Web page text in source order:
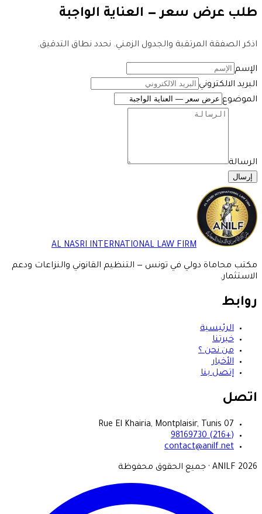
طلب عرض سعر — العناية الواجبة
اذكر الصفقة المرتقبة والجدول الزمني. نحدد نطاق التدقيق.
الإسم
البريد الالكتروني
الموضوع
الرسالة
إرسال
AL NASRI INTERNATIONAL LAW FIRM
مكتب محاماة دولي في تونس — التنظيم القانوني والنزاعات ودعم
الاستثمار.
روابط
الرئيسية
خبرتنا
من نحن ؟
الأخبار
إتصل بنا
اتصل
07 Rue El Khairia, Montplaisir, Tunis
(+216) 98169730
contact@anilf.net
2026 جميع الحقوق محفوظة